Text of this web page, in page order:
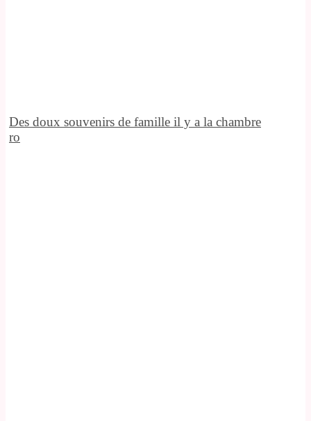
Des doux souvenirs de famille il y a la chambre
ro